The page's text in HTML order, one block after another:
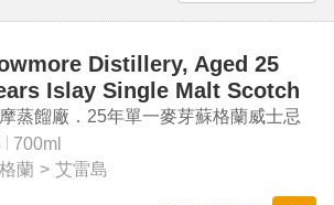
Distillery, Aged 25
Islay Single Malt Scotch
蒸餾廠．25年單一麥芽蘇格蘭威士忌
700ml
蘭 > 艾雷島